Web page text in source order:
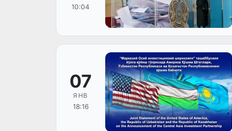
10:04
07
ЯНВ
18:16